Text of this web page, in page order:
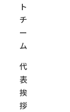
ト
チ
ー
ム
代
表
挨
拶